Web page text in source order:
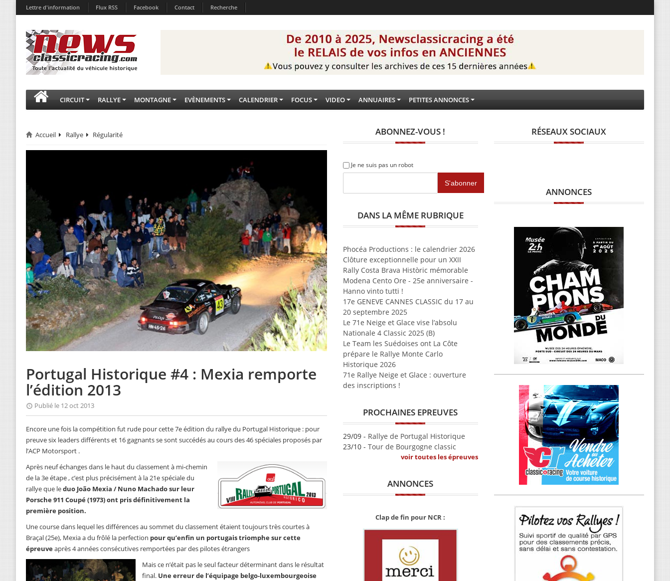
Lettre d'information Flux RSS Facebook Contact Recherche
CIRCUIT RALLYE MONTAGNE EVÈNEMENTS CALENDRIER FOCUS VIDEO ANNUAIRES PETITES ANNONCES
Accueil Rallye Régularité
Portugal Historique #4 : Mexia remporte
l’édition 2013
Publié le 12 oct 2013
Encore une fois la compétition fut rude pour cette 7e édition du rallye du Portugal Historique : pour
preuve six leaders différents et 16 gagnants se sont succédés au cours des 46 spéciales proposés par
l’ACP Motorsport .
Après neuf échanges dans le haut du classement à mi-chemin
de la 3e étape , c’est plus précisément à la 21e spéciale du
rallye que leduo João Mexia / Nuno Machado sur leur
Porsche 911 Coupé (1973) ont pris définitivement la
première position.
Une course dans lequel les différences au sommet du classement étaient toujours très courtes à
Braçal (25e), Mexia a du frôlé la perfection pour qu’enfin un portugais triomphe sur cette
épreuveaprès 4 années consécutives remportées par des pilotes étrangers
Mais ce n’était pas le seul facteur déterminant dans le résultat
final. Une erreur de l’équipage belgo-luxembourgeoise
ABONNEZ-VOUS !
Je ne suis pas un robot
DANS LA MÊME RUBRIQUE
Phocéa Productions : le calendrier 2026
Clôture exceptionnelle pour un XXII
Rally Costa Brava Històric mémorable
Modena Cento Ore - 25e anniversaire -
Hanno vinto tutti !
17e GENEVE CANNES CLASSIC du 17 au
20 septembre 2025
Le 71e Neige et Glace vise l’absolu
Nationale 4 Classic 2025 (B)
Le Team les Suédoises ont La Côte
prépare le Rallye Monte Carlo
Historique 2026
71e Rallye Neige et Glace : ouverture
des inscriptions !
PROCHAINES EPREUVES
29/09 - Rallye de Portugal Historique
23/10 - Tour de Bourgogne classic
voir toutes les épreuves
ANNONCES
Clap de fin pour NCR :
RÉSEAUX SOCIAUX
ANNONCES